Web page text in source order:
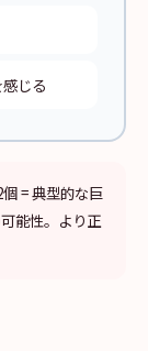
じる
= 典型的な巨
能性。より正